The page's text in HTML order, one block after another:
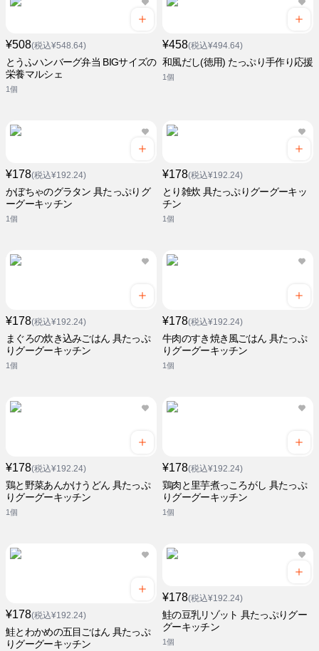
¥508(税込¥548.64)
とうふハンバーグ弁当 BIGサイズの
栄養マルシェ
1個
¥458(税込¥494.64)
和風だし(徳用) たっぷり手作り応援
1個
¥178(税込¥192.24)
かぼちゃのグラタン 具たっぷりグ
ーグーキッチン
1個
¥178(税込¥192.24)
とり雑炊 具たっぷりグーグーキッ
チン
1個
¥178(税込¥192.24)
まぐろの炊き込みごはん 具たっぷ
りグーグーキッチン
1個
¥178(税込¥192.24)
牛肉のすき焼き風ごはん 具たっぷ
りグーグーキッチン
1個
¥178(税込¥192.24)
鶏と野菜あんかけうどん 具たっぷ
りグーグーキッチン
1個
¥178(税込¥192.24)
鶏肉と里芋煮っころがし 具たっぷ
りグーグーキッチン
1個
¥178(税込¥192.24)
鮭とわかめの五目ごはん 具たっぷ
りグーグーキッチン
¥178(税込¥192.24)
鮭の豆乳リゾット 具たっぷりグー
グーキッチン
1個